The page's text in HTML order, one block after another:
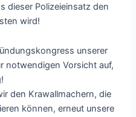
dieser Polizeieinsatz den
wird!
unserer
notwendigen Vorsicht auf,
den Krawallmachern, die
können, erneut unsere